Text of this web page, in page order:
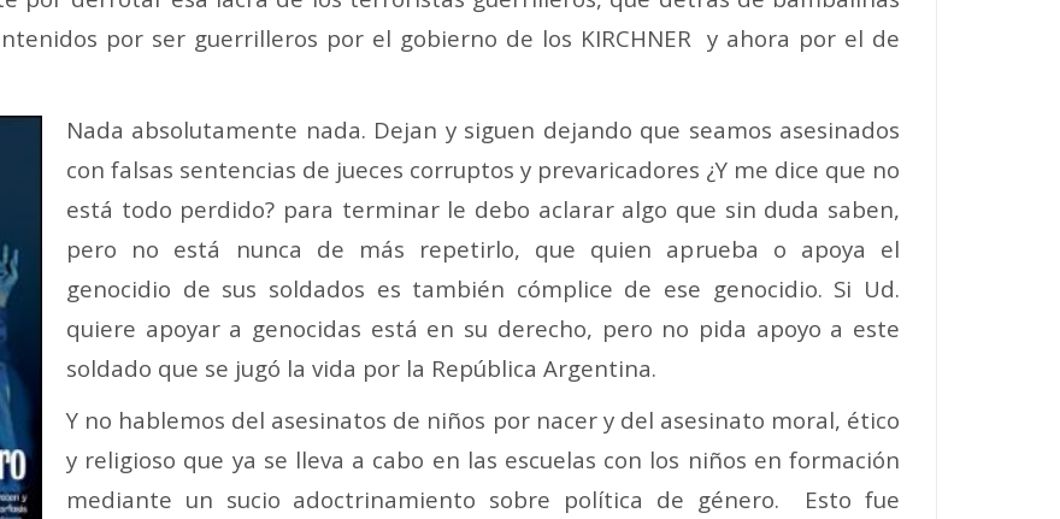
por ser guerrilleros por el gobierno de los KIRCHNER y ahora por el de
Nada absolutamente nada. Dejan y siguen dejando que seamos asesinados
con falsas sentencias de jueces corruptos y prevaricadores ¿Y me dice que no
está todo perdido? para terminar le debo aclarar algo que sin duda saben,
pero no está nunca de más repetirlo, que quien aprueba o apoya el
genocidio de sus soldados es también cómplice de ese genocidio. Si Ud.
quiere apoyar a genocidas está en su derecho, pero no pida apoyo a este
soldado que se jugó la vida por la República Argentina.
Y no hablemos del asesinatos de niños por nacer y del asesinato moral, ético
y religioso que ya se lleva a cabo en las escuelas con los niños en formación
mediante un sucio adoctrinamiento sobre política de género. Esto fue